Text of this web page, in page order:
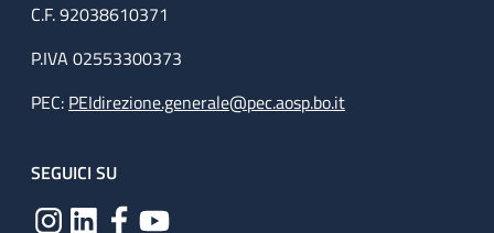
C.F. 92038610371
P.IVA 02553300373
PEC: PEIdirezione.generale@pec.aosp.bo.it
SEGUICI SU